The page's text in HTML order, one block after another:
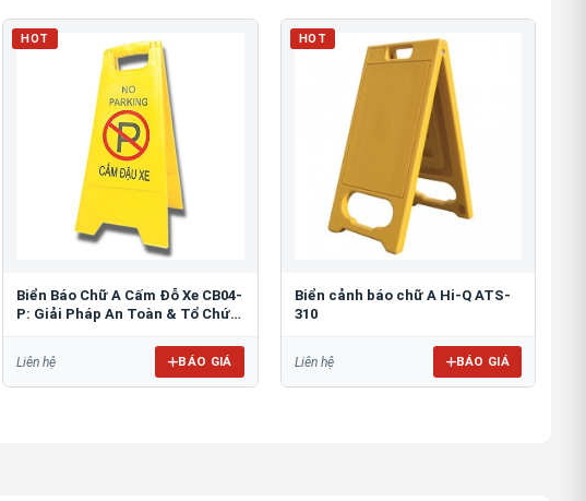
HOT
Biển Báo Chữ A Cấm Đỗ Xe CB04-
P: Giải Pháp An Toàn & Tổ Chức
Liên hệ BÁO GIÁ
HOT
Biển cảnh báo chữ A Hi-Q ATS-
310
Liên hệ BÁO GIÁ